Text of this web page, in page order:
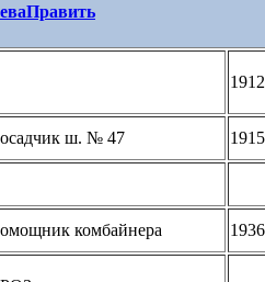
Править
1912
ш. № 47
1915
комбайнера 1936